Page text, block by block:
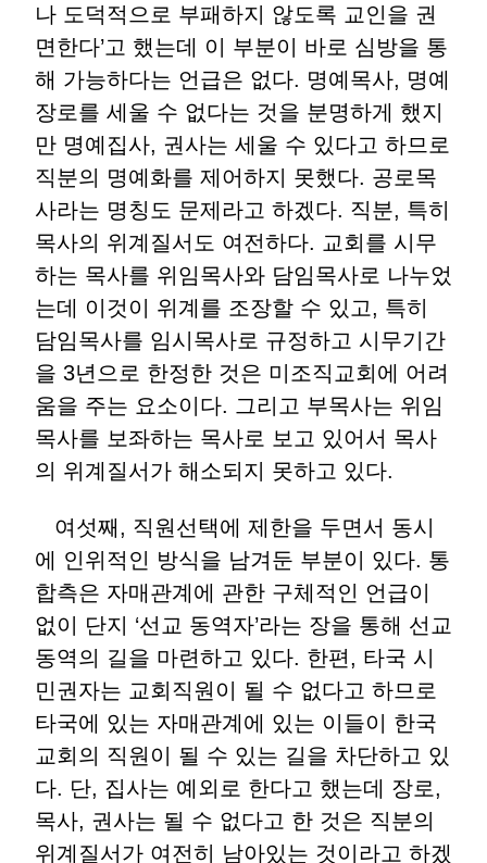
나 도덕적으로 부패하지 않도록 교인을 권
면한다’고 했는데 이 부분이 바로 심방을 통
해 가능하다는 언급은 없다. 명예목사, 명예
장로를 세울 수 없다는 것을 분명하게 했지
만 명예집사, 권사는 세울 수 있다고 하므로
직분의 명예화를 제어하지 못했다. 공로목
사라는 명칭도 문제라고 하겠다. 직분, 특히
목사의 위계질서도 여전하다. 교회를 시무
하는 목사를 위임목사와 담임목사로 나누었
는데 이것이 위계를 조장할 수 있고, 특히
담임목사를 임시목사로 규정하고 시무기간
을 3년으로 한정한 것은 미조직교회에 어려
움을 주는 요소이다. 그리고 부목사는 위임
목사를 보좌하는 목사로 보고 있어서 목사
의 위계질서가 해소되지 못하고 있다.
여섯째, 직원선택에 제한을 두면서 동시
에 인위적인 방식을 남겨둔 부분이 있다. 통
합측은 자매관계에 관한 구체적인 언급이
없이 단지 ‘선교 동역자’라는 장을 통해 선교
동역의 길을 마련하고 있다. 한편, 타국 시
민권자는 교회직원이 될 수 없다고 하므로
타국에 있는 자매관계에 있는 이들이 한국
교회의 직원이 될 수 있는 길을 차단하고 있
다. 단, 집사는 예외로 한다고 했는데 장로,
목사, 권사는 될 수 없다고 한 것은 직분의
위계질서가 여전히 남아있는 것이라고 하겠